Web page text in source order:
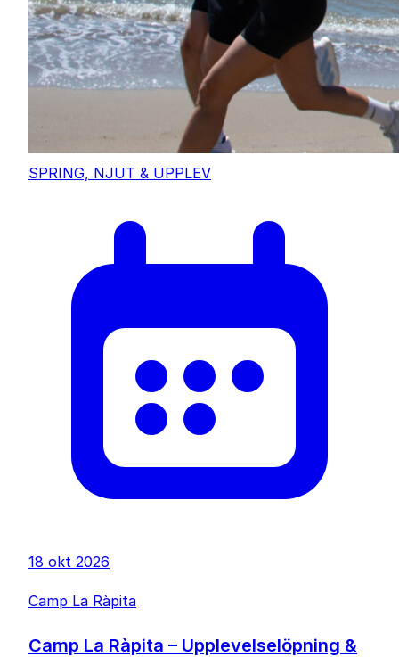
SPRING, NJUT & UPPLEV
18 okt 2026
Camp La Ràpita
Camp La Ràpita – Upplevelselöpning &